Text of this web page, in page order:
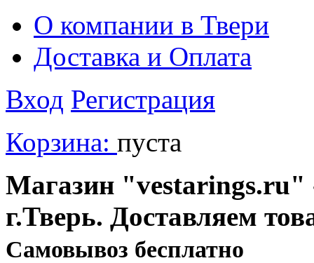
О компании в Твери
Доставка и Оплата
Вход Регистрация
Корзина: пуста
Магазин "vestarings.ru"
г.Тверь. Доставляем
Cамовывоз бесплатно